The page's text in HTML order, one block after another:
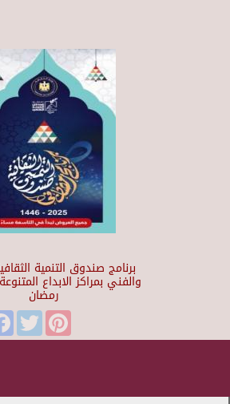
برنامج صندوق التنمية
والفني بمراكز الابداع
رمضان
FacebookTwitterPinterest